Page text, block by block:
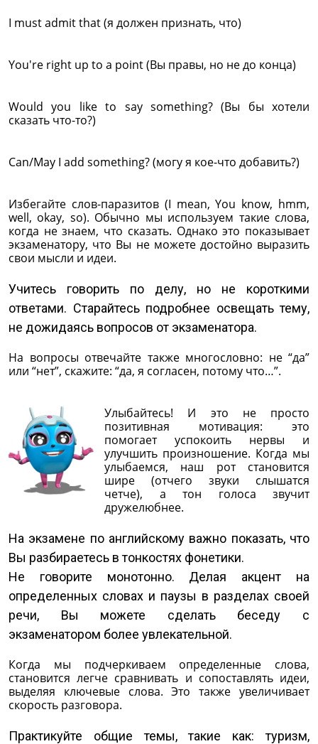
I must admit that (я должен признать, что)
You're right up to a point (Вы правы, но не до конца)
Would you like to say something? (Вы бы хотели
сказать что-то?)
Can/May I add something? (могу я кое-что добавить?)
Избегайте слов-паразитов (I mean, You know, hmm,
well, okay, so). Обычно мы используем такие слова,
когда не знаем, что сказать. Однако это показывает
экзаменатору, что Вы не можете достойно выразить
свои мысли и идеи.
Учитесь говорить по делу, но не короткими
ответами. Старайтесь подробнее освещать тему,
не дожидаясь вопросов от экзаменатора.
На вопросы отвечайте также многословно: не “да”
или “нет”, скажите: “да, я согласен, потому что…”.
Улыбайтесь! И это не просто
позитивная мотивация: это
помогает успокоить нервы и
улучшить произношение. Когда мы
улыбаемся, наш рот становится
шире (отчего звуки слышатся
четче), а тон голоса звучит
дружелюбнее.
На экзамене по английскому важно показать, что
Вы разбираетесь в тонкостях фонетики.
Не говорите монотонно. Делая акцент на
определенных словах и паузы в разделах своей
речи, Вы можете сделать беседу с
экзаменатором более увлекательной.
Когда мы подчеркиваем определенные слова,
становится легче сравнивать и сопоставлять идеи,
выделяя ключевые слова. Это также увеличивает
скорость разговора.
Практикуйте общие темы, такие как: туризм,